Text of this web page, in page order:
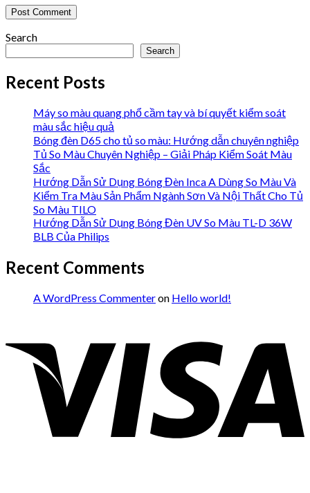
Search
Search
Recent Posts
Máy so màu quang phổ cầm tay và bí quyết kiểm soát
màu sắc hiệu quả
Bóng đèn D65 cho tủ so màu: Hướng dẫn chuyên nghiệp
Tủ So Màu Chuyên Nghiệp – Giải Pháp Kiểm Soát Màu
Sắc
Hướng Dẫn Sử Dụng Bóng Đèn Inca A Dùng So Màu Và
Kiểm Tra Màu Sản Phẩm Ngành Sơn Và Nội Thất Cho Tủ
So Màu TILO
Hướng Dẫn Sử Dụng Bóng Đèn UV So Màu TL-D 36W
BLB Của Philips
Recent Comments
A WordPress Commenteron Hello world!